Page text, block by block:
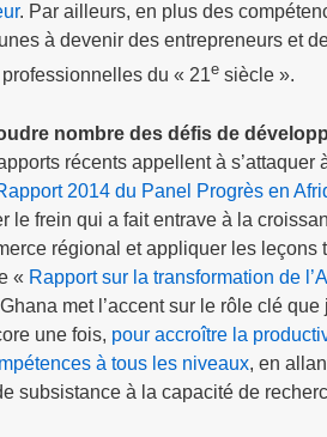
. Par ailleurs, en plus des
à devenir des entrepreneurs et
du « 21e siècle ».
nombre des défis de
récents appellent à
2014 du Panel Progrès en
frein qui a fait entrave à la
régional et appliquer les leçons
« Rapport sur la transformation de
met l’accent sur le rôle clé
une fois, pour accroître la
à tous les niveaux, en
subsistance à la capacité de